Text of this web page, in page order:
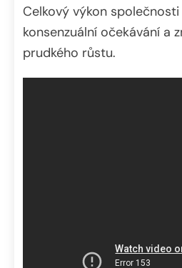
Celkový výkon
konsenzuální očekávání a
prudkého růstu.